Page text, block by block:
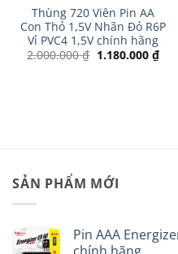
Thùng 720 Viên Pin AA
Con Thỏ 1,5V Nhãn Đỏ R6P
Vỉ PVC4 1,5V chính hãng
2.000.000₫ Giá
1.180.000 ₫Giá
hiện
SẢN PHẨM MỚI
Pin AAA